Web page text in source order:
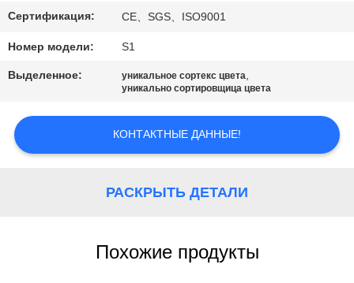
СПРОСИТЕ
ЦИТАТУ
КАРТА
САЙТА
Сертификация: CE、SGS、ISO9001
Номер модели: S1
Выделенное: уникальное сортекс цвета,
уникально сортировщица цвета
КОНТАКТНЫЕ ДАННЫЕ!
РАСКРЫТЬ ДЕТАЛИ
Похожие продукты